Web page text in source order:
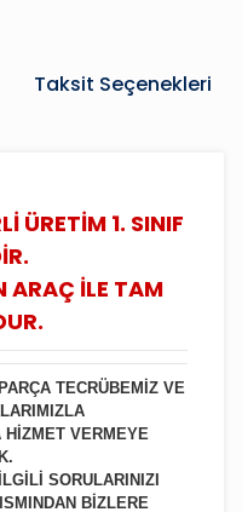
Taksit Seçenekleri
ÜRETİM 1. SINIF
ARAÇ İLE TAM
TECRÜBEMİZ VE
VERMEYE
SORULARINIZI
BİZLERE